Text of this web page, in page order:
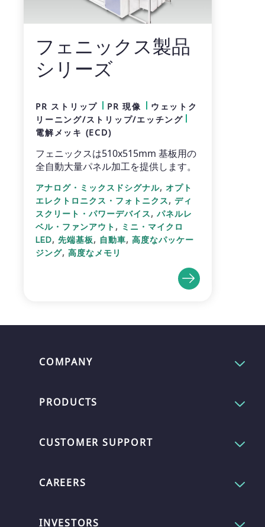
フェニックス製品
シリーズ
PR ストリップ PR 現像
ウェットク
リーニング/ストリップ/エッチング
電解メッキ (ECD)
フェニックスは510x515mm 基板用の
全自動大量パネル加工を提供します。
アナログ・ミックスドシグナル, オプト
エレクトロニクス・フォトニクス, ディ
スクリート・パワーデバイス, パネルレ
ベル・ファンアウト ,
ミニ・マイクロ
LED, 先端基板, 自動車, 高度なパッケー
ジング, 高度なメモリ
COMPANY
PRODUCTS
CUSTOMER SUPPORT
CAREERS
INVESTORS